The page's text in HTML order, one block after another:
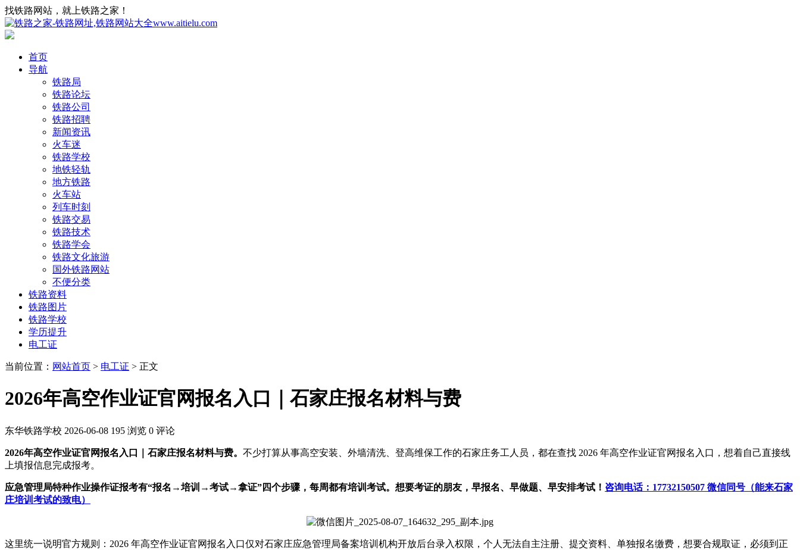
找铁路网站，就上铁路之家！
首页
导航
铁路局
铁路论坛
铁路公司
铁路招聘
新闻资讯
火车迷
铁路学校
地铁轻轨
地方铁路
火车站
列车时刻
铁路交易
铁路技术
铁路学会
铁路文化旅游
国外铁路网站
不便分类
铁路资料
铁路图片
铁路学校
学历提升
电工证
当前位置： 网站首页 > 电工证 > 正文
2026年高空作业证官网报名入口｜石家庄报名材料与费
东华铁路学校 2026-06-08 195 浏览 0 评论
2026年高空作业证官网报名入口｜石家庄报名材料与费。 不少打算从事高空安装、外墙清洗、登高维保工作的石家庄务工人员，都在查找 2026 年高空作业证官网报名入口，想着自己直接线
上填报信息完成报考。
应急管理局特种作业操作证报考有“报名→培训→考试→拿证”四个步骤，每周都有培训考试。想要考证的朋友，早报名、早做题、早安排考试！ 咨询电话：17732150507 微信同号（能来石家
庄培训考试的致电）
这里统一说明官方规则：2026 年高空作业证官网报名入口仅对石家庄应急管理局备案培训机构开放后台录入权限，个人无法自主注册、提交资料、单独报名缴费，想要合规取证，必须到正